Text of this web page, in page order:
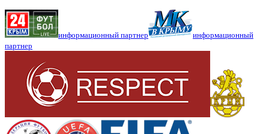
информационный партнер
информационный
партнер